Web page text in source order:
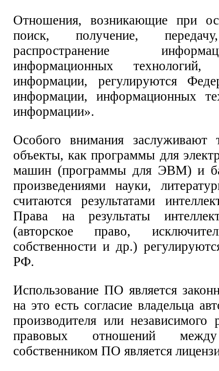
Отношения, возникающие при
поиск, получение,
распространение
информационных технологий,
информации, регулируются
информации, информационных
информации».
Особого внимания заслуживают
объекты, как программы для
машин (программы для ЭВМ) и
произведениями науки,
считаются результатами
Права на результаты
(авторское право,
собственности и др.)
РФ.
Использование ПО является
на это есть согласие владельца
производителя или независимого
правовых отношений
собственником ПО является